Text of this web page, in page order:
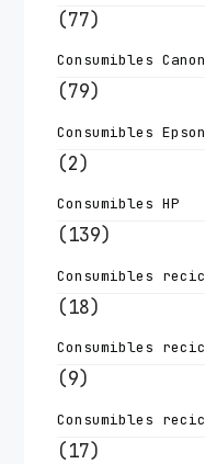
(77)
Consumibles Canon
(79)
Consumibles Epson
(2)
Consumibles HP
(139)
Consumibles
(18)
Consumibles
(9)
Consumibles
(17)